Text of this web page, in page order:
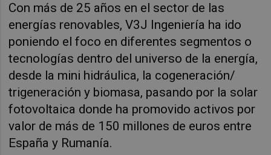
Con más de 25 años en el sector de las
energías renovables, V3J Ingeniería ha ido
poniendo el foco en diferentes segmentos o
tecnologías dentro del universo de la energía,
desde la mini hidráulica, la cogeneración/
trigeneración y biomasa, pasando por la solar
fotovoltaica donde ha promovido activos por
valor de más de 150 millones de euros entre
España y Rumanía.